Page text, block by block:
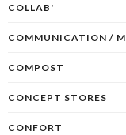
COLLAB'
COMMUNICATION /
COMPOST
CONCEPT STORES
CONFORT